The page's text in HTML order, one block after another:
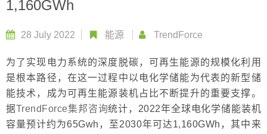
1,160GWh
28 July 2022 能源 TrendForce
为了实现电力系统的深度脱碳，可再生能源的规模化利用
是根本路径，在这一过程中以电化学储能为代表的新型储
能技术，成为可再生能源装机占比不断提升的重要支撑。
据TrendForce集邦咨询统计，2022年全球电化学储能装机
容量预计约为65Gwh，至2030年可达1,160GWh，其中来